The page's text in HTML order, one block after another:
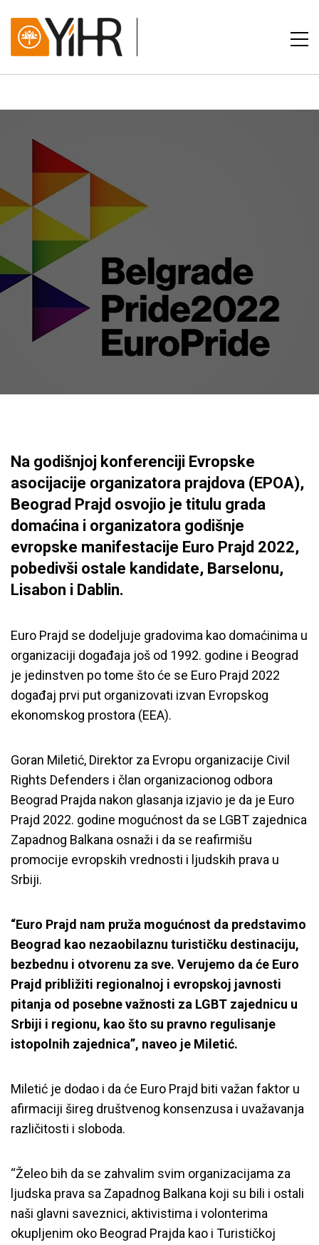
Na godišnjoj konferenciji Evropske
asocijacije organizatora prajdova (EPOA),
Beograd Prajd osvojio je titulu grada
domaćina i organizatora godišnje
evropske manifestacije Euro Prajd 2022,
pobedivši ostale kandidate, Barselonu,
Lisabon i Dablin.
Euro Prajd se dodeljuje gradovima kao domaćinima u
organizaciji događaja još od 1992. godine i Beograd
je jedinstven po tome što će se Euro Prajd 2022
događaj prvi put organizovati izvan Evropskog
ekonomskog prostora (EEA).
Goran Miletić, Direktor za Evropu organizacije Civil
Rights Defenders i član organizacionog odbora
Beograd Prajda nakon glasanja izjavio je da je Euro
Prajd 2022. godine mogućnost da se LGBT zajednica
Zapadnog Balkana osnaži i da se reafirmišu
promocije evropskih vrednosti i ljudskih prava u
Srbiji.
“Euro Prajd nam pruža mogućnost da predstavimo
Beograd kao nezaobilaznu turističku destinaciju,
bezbednu i otvorenu za sve. Verujemo da će Euro
Prajd približiti regionalnoj i evropskoj javnosti
pitanja od posebne važnosti za LGBT zajednicu u
Srbiji i regionu, kao što su pravno regulisanje
istopolnih zajednica”, naveo je Miletić.
Miletić je dodao i da će Euro Prajd biti važan faktor u
afirmaciji šireg društvenog konsenzusa i uvažavanja
različitosti i sloboda.
“Želeo bih da se zahvalim svim organizacijama za
ljudska prava sa Zapadnog Balkana koji su bili i ostali
naši glavni saveznici, aktivistima i volonterima
okupljenim oko Beograd Prajda kao i Turističkoj